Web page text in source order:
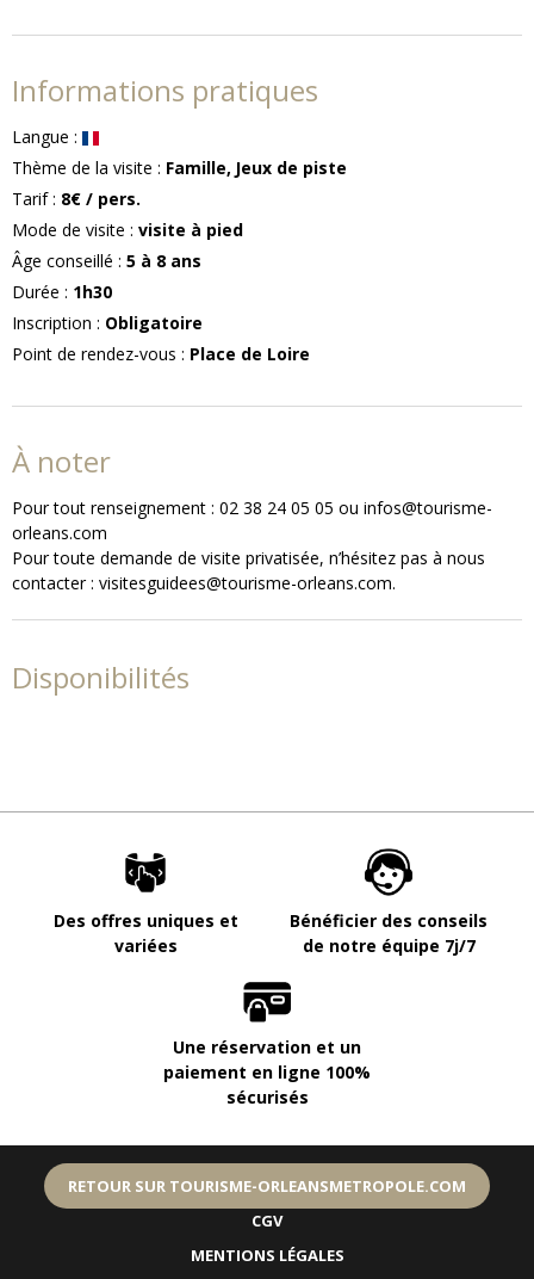
Informations pratiques
Langue :
Thème de la visite : Famille Jeux de piste
Tarif: 8€ / pers.
Mode de visite : visite à pied
Âge conseillé : 5 à 8 ans
Durée : 1h30
Inscription : Obligatoire
Point de rendez-vous : Place de Loire
À noter
Pour tout renseignement : 02 38 24 05 05 ou infos@tourisme-
orleans.com
Pour toute demande de visite privatisée, n’hésitez pas à nous
contacter : visitesguidees@tourisme-orleans.com.
Disponibilités
Des offres uniques et
variées
Bénéficier des conseils
de notre équipe 7j/7
Une réservation et un
paiement en ligne 100%
sécurisés
RETOUR SUR TOURISME-ORLEANSMETROPOLE.COM
CGV
MENTIONS LÉGALES